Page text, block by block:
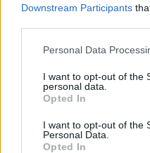
Downstream Participants
Please note that this
not limited to your visit or
grant or deny consent to
use your data for below
consent section.
Personal Data
I want to opt-out of the
personal data.
Opted In
I want to opt-out of the
Personal Data.
Opted In
Οι υλικές και
προκλήσεις